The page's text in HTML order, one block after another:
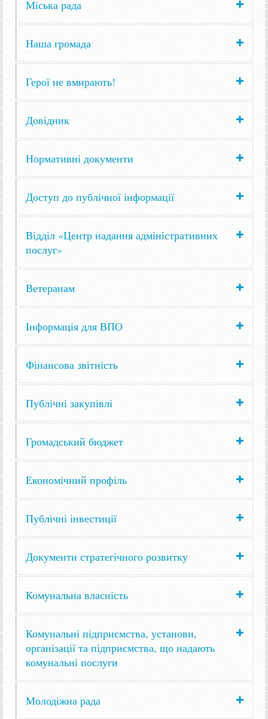
Міська рада
Наша громада
Герої не вмирають!
Довідник
Нормативні документи
Доступ до публічної інформації
Відділ «Центр надання адміністративних
послуг»
Ветеранам
Інформація для ВПО
Фінансова звітність
Публічні закупівлі
Громадський бюджет
Економічний профіль
Публічні інвестиції
Документи стратегічного розвитку
Комунальна власність
Комунальні підприємства, установи,
організації та підприємства, що надають
комунальні послуги
Молодіжна рада